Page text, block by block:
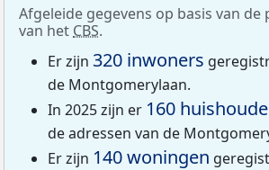
Afgeleide gegevens op basis van de
van het CBS.
Er zijn 320 inwoners
de Montgomerylaan.
In 2025 zijn er 160
de adressen van de
Er zijn 140 woningen